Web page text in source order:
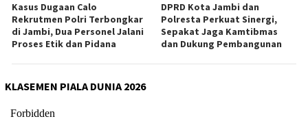
Kasus Dugaan Calo
Rekrutmen Polri Terbongkar
di Jambi, Dua Personel Jalani
Proses Etik dan Pidana
DPRD Kota Jambi dan
Polresta Perkuat Sinergi,
Sepakat Jaga Kamtibmas
dan Dukung Pembangunan
KLASEMEN PIALA DUNIA 2026